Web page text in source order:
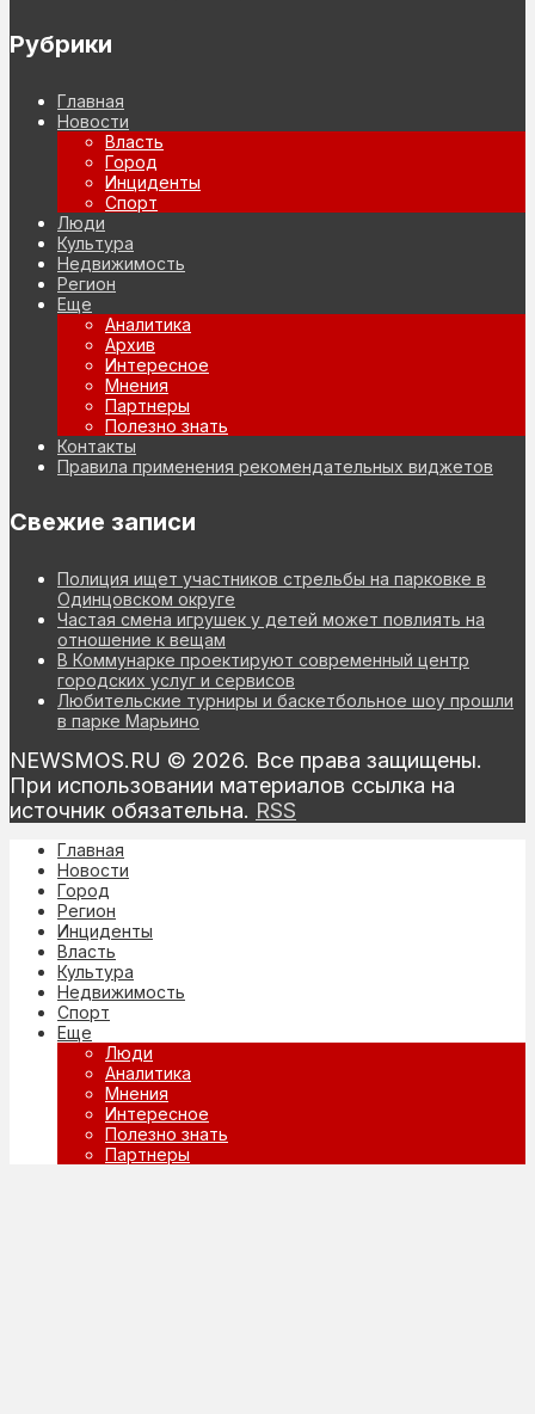
Рубрики
Главная
Новости
Власть
Город
Инциденты
Спорт
Люди
Культура
Недвижимость
Регион
Еще
Аналитика
Архив
Интересное
Мнения
Партнеры
Полезно знать
Контакты
Правила применения рекомендательных виджетов
Свежие записи
Полиция ищет участников стрельбы на парковке в
Одинцовском округе
Частая смена игрушек у детей может повлиять на
отношение к вещам
В Коммунарке проектируют современный центр
городских услуг и сервисов
Любительские турниры и баскетбольное шоу прошли
в парке Марьино
NEWSMOS.RU © 2026. Все права защищены.
При использовании материалов ссылка на
источник обязательна. RSS
Главная
Новости
Город
Регион
Инциденты
Власть
Культура
Недвижимость
Спорт
Еще
Люди
Аналитика
Мнения
Интересное
Полезно знать
Партнеры